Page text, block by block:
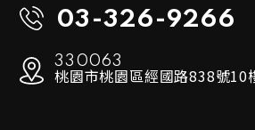
03-326-9266
330063
桃園市桃園區經國路838號10